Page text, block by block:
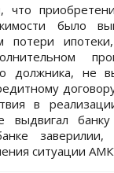
что
было
потери
должника, не
в
выдвигал банку
заверилии,
ситуации